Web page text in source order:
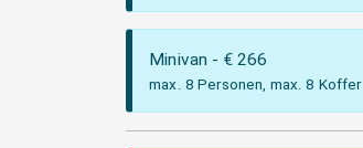
Minivan - € 266
max. 8 Personen, max. 8 Koffer